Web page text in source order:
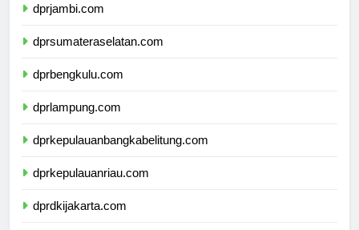
dprjambi.com
dprsumateraselatan.com
dprbengkulu.com
dprlampung.com
dprkepulauanbangkabelitung.com
dprkepulauanriau.com
dprdkijakarta.com